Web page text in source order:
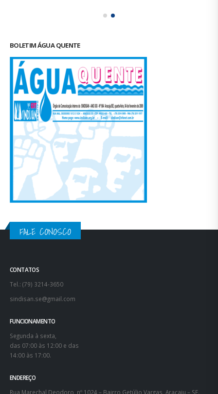
BOLETIM ÁGUA QUENTE
FALE CONOSCO
CONTATOS
Tel.: (79) 3214-3650
sindisan.se@gmail.com
FUNCIONAMENTO
Segunda à sexta,
das 07:00 às 12:00 e das
14:00 às 17:00.
ENDEREÇO
Rua Marechal Deodoro, nº 1024 – Bairro Getúlio Vargas, Aracaju – SE.